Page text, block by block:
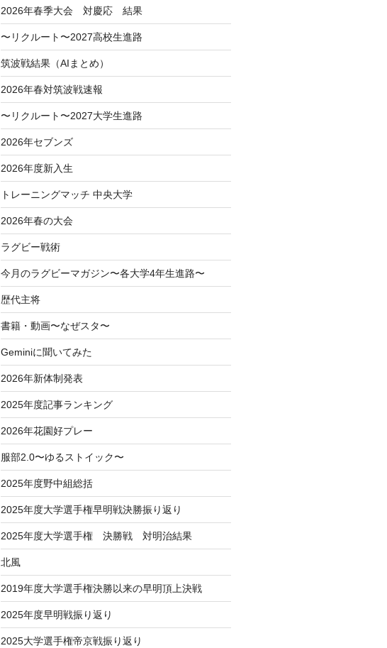
2026年春季大会 対慶応 結果
〜リクルート〜2027高校生進路
筑波戦結果（AIまとめ）
2026年春対筑波戦速報
〜リクルート〜2027大学生進路
2026年セブンズ
2026年度新入生
トレーニングマッチ 中央大学
2026年春の大会
ラグビー戦術
今月のラグビーマガジン〜各大学4年生進路〜
歴代主将
書籍・動画〜なぜスタ〜
Geminiに聞いてみた
2026年新体制発表
2025年度記事ランキング
2026年花園好プレー
服部2.0〜ゆるストイック〜
2025年度野中組総括
2025年度大学選手権早明戦決勝振り返り
2025年度大学選手権 決勝戦 対明治結果
北風
2019年度大学選手権決勝以来の早明頂上決戦
2025年度早明戦振り返り
2025大学選手権帝京戦振り返り